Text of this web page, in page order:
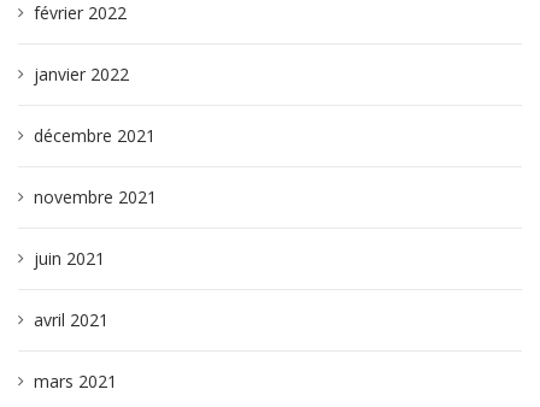
février 2022
janvier 2022
décembre 2021
novembre 2021
juin 2021
avril 2021
mars 2021